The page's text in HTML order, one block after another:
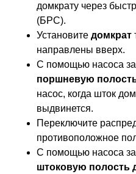
домкрату через
(БРС).
Установитедомкрат
направлены вверх.
С помощью насоса
поршневую
насос, когда шток
выдвинется.
Переключите
противоположное
С помощью насоса
штоковую полость